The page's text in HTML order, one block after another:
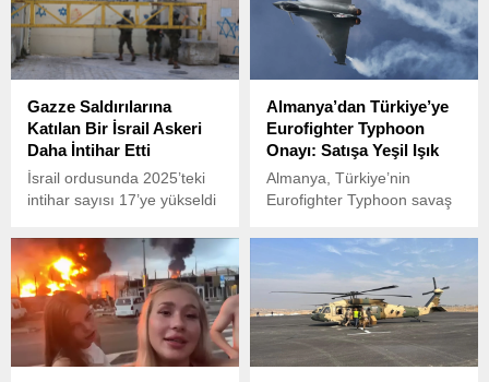
Gazze Saldırılarına
Katılan Bir İsrail Askeri
Daha İntihar Etti
İsrail ordusunda 2025’teki
intihar sayısı 17’ye yükseldi
Almanya’dan Türkiye’ye
Eurofighter Typhoon
Onayı: Satışa Yeşil Işık
Almanya, Türkiye’nin
Eurofighter Typhoon savaş
verdi. Almanya Savunma
Bakanlığı, ihracat onayını
resmi bir mektupla
Ankara’ya iletti.